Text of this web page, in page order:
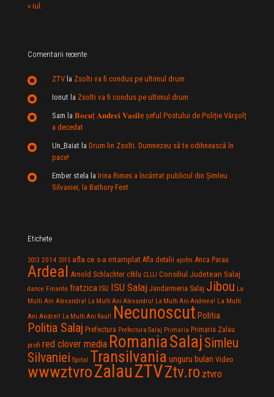
« iul.
Comentarii recente
ZTV la Zsolti va fi condus pe ultimul drum
Ionut la Zsolti va fi condus pe ultimul drum
Sam la 𝐁𝐨𝐜𝐮ț 𝐀𝐧𝐝𝐫𝐞𝐢 𝐕𝐚𝐬𝐢𝐥e şeful Postului de Poliție Vârșolț
a decedat
Un_Baiat la Drum lin Zsolti. Dumnezeu sã te odihneascã în
pace!
Ember stela la Irina Rimes a încântat publicul din Şimleu
Silvaniei, la Bathory Fest
Etichete
2013 2014 2015 afla ce s-a intamplat Afla detalii ajofm Anca Parau
Ardeal Arnold Schlachter c8ilu CLUJ Consiliul Judetean Salaj
dance Finante fratzica ISU ISU Salaj Jandarmeria Salaj Jibou La
Multi Ani Alexandra! La Multi Ani Alexandru! La Multi Ani Andreea! La Multi
Ani Andrei! La Multi Ani Raul! Necunoscut Politia
Politia Salaj Prefectura Prefectura Salaj Primaria Primaria Zalau
profi red clover media RomaniaSalaj Simleu
Silvaniei Spital Transilvania unguru bulan Video
wwwztvroZalauZTVZtv.ro ztvro